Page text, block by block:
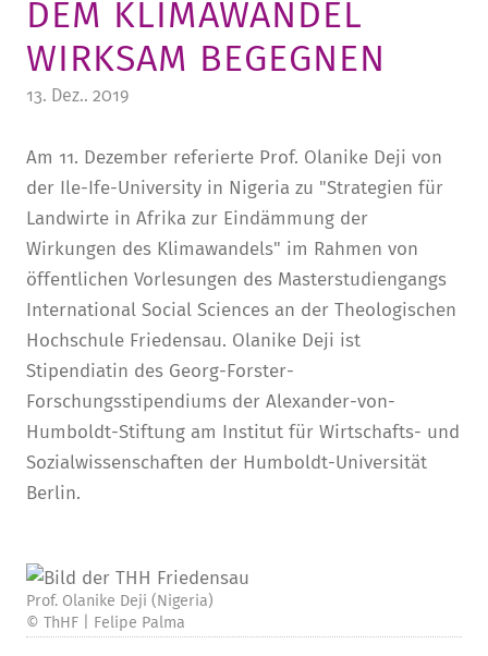
ALUMNI
KARRIERE
DEM KLIMAWANDEL
WIRKSAM BEGEGNEN
13. Dez.. 2019
Am 11. Dezember referierte Prof. Olanike Deji von
der Ile-Ife-University in Nigeria zu "Strategien für
Landwirte in Afrika zur Eindämmung der
Wirkungen des Klimawandels" im Rahmen von
öffentlichen Vorlesungen des Masterstudiengangs
International Social Sciences an der Theologischen
Hochschule Friedensau. Olanike Deji ist
Stipendiatin des Georg-Forster-
Forschungsstipendiums der Alexander-von-
Humboldt-Stiftung am Institut für Wirtschafts- und
Sozialwissenschaften der Humboldt-Universität
Berlin.
Prof. Olanike Deji (Nigeria)
© ThHF | Felipe Palma